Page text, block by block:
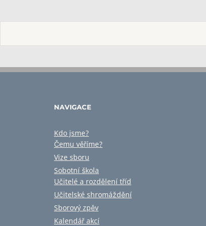
NAVIGACE
Kdo jsme?
Čemu věříme?
Vize sboru
Sobotní škola
Učitelé a rozdělení tříd
Učitelské shromáždění
Sborový zpěv
Kalendář akcí